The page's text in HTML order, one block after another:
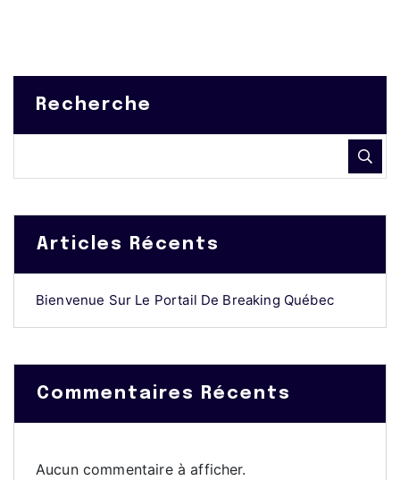
Recherche
Articles Récents
Bienvenue Sur Le Portail De Breaking Québec
Commentaires Récents
Aucun commentaire à afficher.